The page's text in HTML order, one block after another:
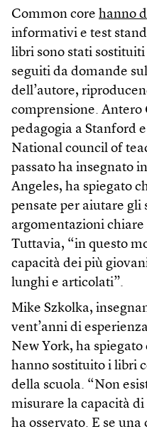
Common core hanno
informativi e test
libri sono stati
seguiti da domande
dell’autore,
comprensione. Antero
pedagogia a Stanford
National council of
passato ha insegnato
Angeles, ha spiegato
pensate per aiutare gli
argomentazioni chiare
Tuttavia, “in questo
capacità dei più
lunghi e articolati”.
Mike Szkolka,
vent’anni di
New York, ha
hanno sostituito i libri
della scuola. “Non
misurare la capacità di
ha osservato. E se